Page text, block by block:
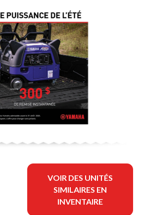
VOIR DES UNITÉS
SIMILAIRES EN
INVENTAIRE